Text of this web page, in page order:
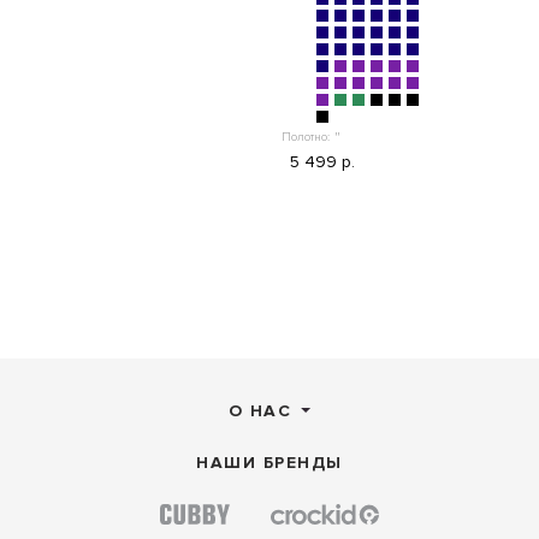
Полотно: "
5 499 р.
О НАС
НАШИ БРЕНДЫ